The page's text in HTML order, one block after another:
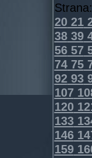
Strana:
2021
3839
5657
7475
9293
107
120
133
146
159